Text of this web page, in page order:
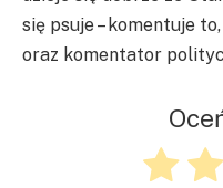
się psuje – komentuje
oraz komentator